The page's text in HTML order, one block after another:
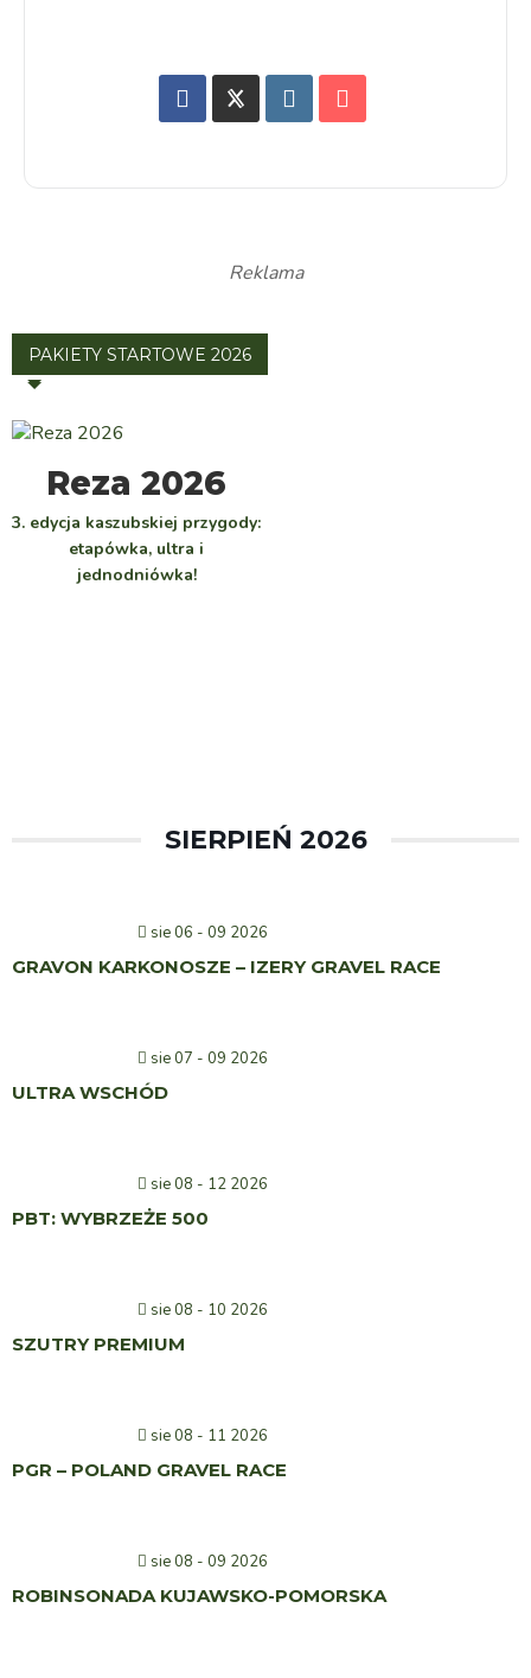
Reklama
PAKIETY STARTOWE 2026
WYBIERZ
Reza 2026
3. edycja kaszubskiej przygody:
etapówka, ultra i
jednodniówka!
SIERPIEŃ 2026
sie 06 - 09 2026
GRAVON KARKONOSZE – IZERY GRAVEL RACE
sie 07 - 09 2026
ULTRA WSCHÓD
sie 08 - 12 2026
PBT: WYBRZEŻE 500
sie 08 - 10 2026
SZUTRY PREMIUM
sie 08 - 11 2026
PGR – POLAND GRAVEL RACE
sie 08 - 09 2026
ROBINSONADA KUJAWSKO-POMORSKA